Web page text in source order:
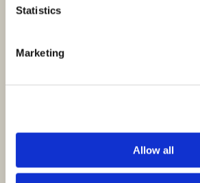
Statistics
Marketing
Allow all
260.000,00 €
Kupaonice : 1
Prodaje se sunčan i moderan stan u
Šibenik, smješten na prvom katu